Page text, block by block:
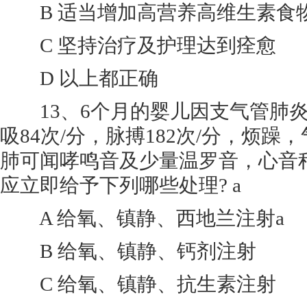
B 适当增加高营养高维生素食
C 坚持治疗及护理达到痊愈
D 以上都正确
13、6个月的婴儿因支气管肺炎
吸84次/分，脉搏182次/分，烦躁
肺可闻哮鸣音及少量温罗音，心音
应立即给予下列哪些处理? a
A 给氧、镇静、西地兰注射a
B 给氧、镇静、钙剂注射
C 给氧、镇静、抗生素注射